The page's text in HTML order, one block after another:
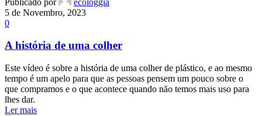
5 de Novembro, 2023
0
A história de uma colher
Este vídeo é sobre a história de uma colher de plástico, e ao mesmo
tempo é um apelo para que as pessoas pensem um pouco sobre o
que compramos e o que acontece quando não temos mais uso para
lhes dar.
Ler mais